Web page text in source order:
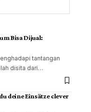
Bisa Dijual:
tantangan
disita dari…
deine Einsätze clever